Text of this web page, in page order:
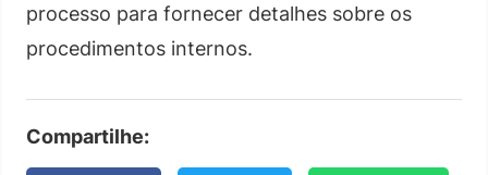
processo para fornecer detalhes sobre os
procedimentos internos.
Compartilhe: